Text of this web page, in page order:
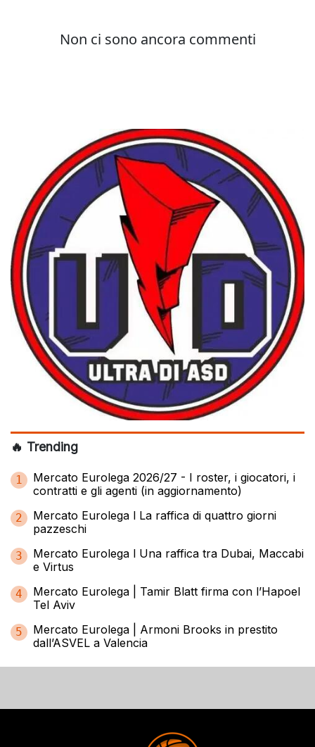
🔥 Trending
1
Mercato Eurolega 2026/27 - I roster, i giocatori, i
contratti e gli agenti (in aggiornamento)
2
Mercato Eurolega l La raffica di quattro giorni
pazzeschi
3
Mercato Eurolega l Una raffica tra Dubai, Maccabi
e Virtus
4
Mercato Eurolega | Tamir Blatt firma con l’Hapoel
Tel Aviv
5
Mercato Eurolega | Armoni Brooks in prestito
dall’ASVEL a Valencia